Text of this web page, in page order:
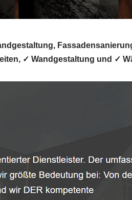
✓ Wandgestaltung und ✓